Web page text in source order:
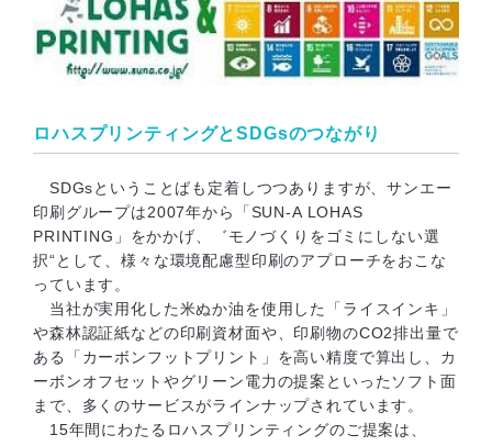
ロハスプリンティングとSDGsのつながり
SDGsということばも定着しつつありますが、サンエー
印刷グループは2007年から「SUN-A LOHAS
PRINTING」をかかげ、゛モノづくりをゴミにしない選
択“として、様々な環境配慮型印刷のアプローチをおこな
っています。
当社が実用化した米ぬか油を使用した「ライスインキ」
や森林認証紙などの印刷資材面や、印刷物のCO2排出量で
ある「カーボンフットプリント」を高い精度で算出し、カ
ーボンオフセットやグリーン電力の提案といったソフト面
まで、多くのサービスがラインナップされています。
15年間にわたるロハスプリンティングのご提案は、